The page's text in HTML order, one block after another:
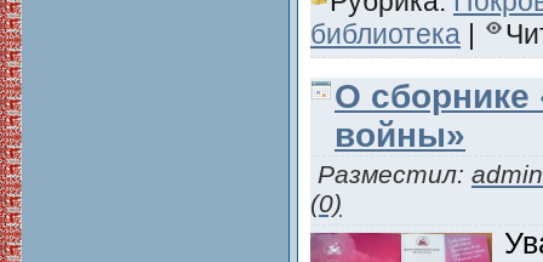
библиотека |
О сборнике
войны»
Разместил: admin
(0)